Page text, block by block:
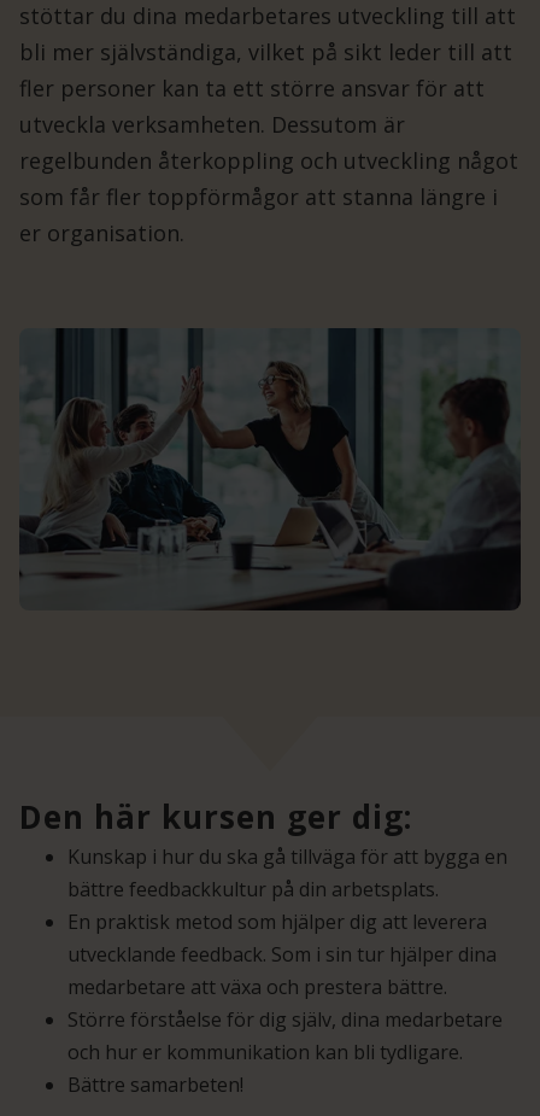
stöttar du dina medarbetares utveckling till att
bli mer självständiga, vilket på sikt leder till att
fler personer kan ta ett större ansvar för att
utveckla verksamheten. Dessutom är
regelbunden återkoppling och utveckling något
som får fler toppförmågor att stanna längre i
er organisation.
Den här kursen ger dig:
Kunskap i hur du ska gå tillväga för att bygga en
bättre feedbackkultur på din arbetsplats.
En praktisk metod som hjälper dig att leverera
utvecklande feedback. Som i sin tur hjälper dina
medarbetare att växa och prestera bättre.
Större förståelse för dig själv, dina medarbetare
och hur er kommunikation kan bli tydligare.
Bättre samarbeten!